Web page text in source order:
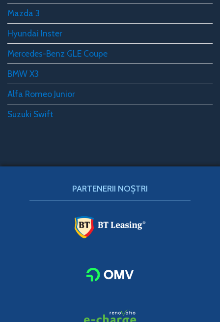
Mazda 3
Hyundai Inster
Mercedes-Benz GLE Coupe
BMW X3
Alfa Romeo Junior
Suzuki Swift
PARTENERII NOȘTRI